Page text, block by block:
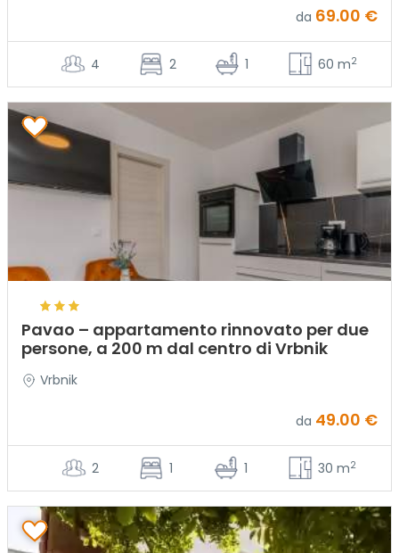
da 69.00 €
4 2 1 60 m2
Pavao – appartamento rinnovato per due
persone, a 200 m dal centro di Vrbnik
Vrbnik
da 49.00 €
2 1 1 30 m2